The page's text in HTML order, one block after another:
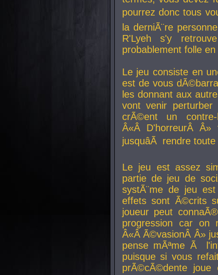
pourrez donc tous
la derniÃ¨re
R'Lyeh s'y
probablement folle
Le jeu consiste en
est de vous
les donnant aux
vont venir perturber
crÃ©ent un
Â«Â D'horreurÂ
jusquâÃ rendre
Le jeu est assez
partie de jeu de
systÃ¨me de jeu
effets sont Ã©crits
joueur peut
progression car
Â«Â Ã©vasionÂ Â»
pense mÃªme Ã
puisque si vous
prÃ©cÃ©dente